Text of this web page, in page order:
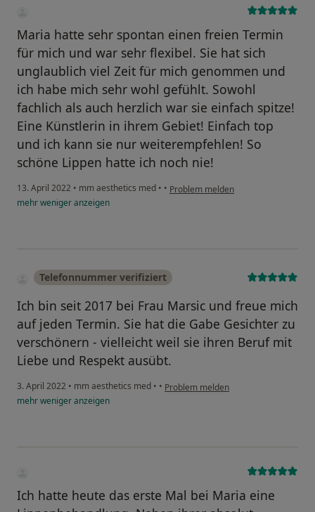
Maria hatte sehr spontan einen freien Termin
für mich und war sehr flexibel. Sie hat sich
unglaublich viel Zeit für mich genommen und
ich habe mich sehr wohl gefühlt. Sowohl
fachlich als auch herzlich war sie einfach spitze!
Eine Künstlerin in ihrem Gebiet! Einfach top
und ich kann sie nur weiterempfehlen! So
schöne Lippen hatte ich noch nie!
13. April 2022 • mm aesthetics med • • Problem melden
mehrwenigeranzeigen
Telefonnummer verifiziert
Ich bin seit 2017 bei Frau Marsic und freue mich
auf jeden Termin. Sie hat die Gabe Gesichter zu
verschönern - vielleicht weil sie ihren Beruf mit
Liebe und Respekt ausübt.
3. April 2022 • mm aesthetics med • • Problem melden
mehrwenigeranzeigen
Ich hatte heute das erste Mal bei Maria eine